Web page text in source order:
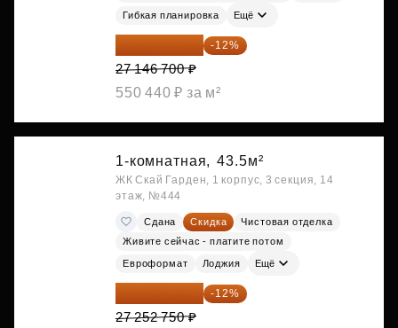
Гибкая планировка Ещё
23 889 096 ₽ -12%
27 146 700 ₽
550 440 ₽ за м²
1-комнатная, 43.5м²
ЖК Скай Гарден, 1 корпус, 3 секция, 14
этаж, №444
Сдана Скидка
Чистовая отделка
Живите сейчас - платите потом
Евроформат Лоджия Ещё
23 982 420 ₽ -12%
27 252 750 ₽